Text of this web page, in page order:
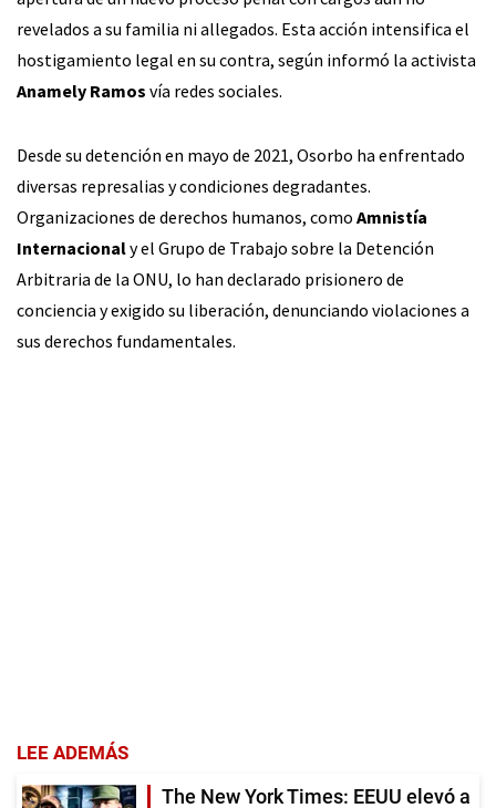
revelados a su familia ni allegados. Esta acción intensifica el
hostigamiento legal en su contra, según informó la activista
Anamely Ramos vía redes sociales.
Desde su detención en mayo de 2021, Osorbo ha enfrentado
diversas represalias y condiciones degradantes.
Organizaciones de derechos humanos, como Amnistía
Internacionaly el Grupo de Trabajo sobre la Detención
Arbitraria de la ONU, lo han declarado prisionero de
conciencia y exigido su liberación, denunciando violaciones a
sus derechos fundamentales.
LEE ADEMÁS
The New York Times: EEUU elevó a